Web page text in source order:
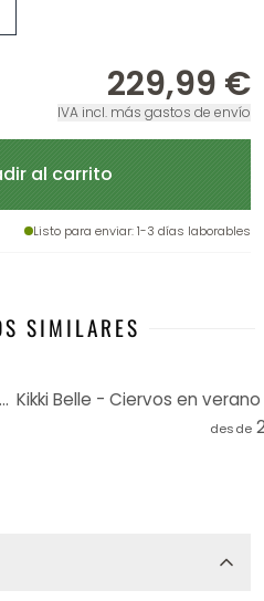
229,99 €
IVA incl. más gastos de envío
al carrito
Listo para enviar: 1-3 días laborables
SIMILARES
Fotomural Kikki Belle - Las jirafas - Redondo - Papel pintado autoadhesivo/no tejido
desde